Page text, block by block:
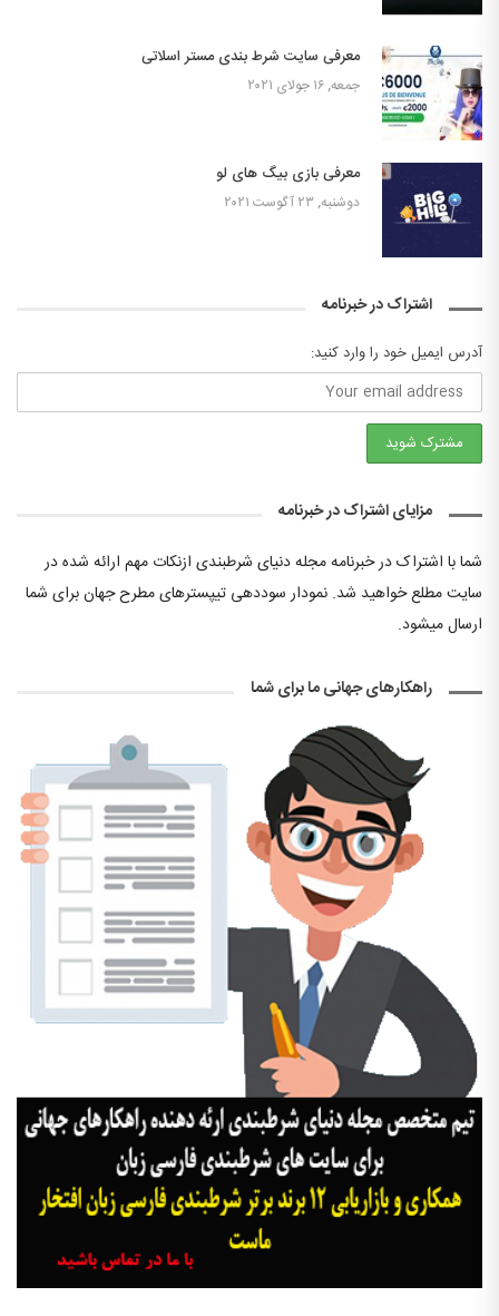
معرفی سایت شرط بندی مستر اسلاتی
جمعه, ۱۶ جولای ۲۰۲۱
معرفی بازی بیگ های لو
دوشنبه, ۲۳ آگوست ۲۰۲۱
اشتراک در خبرنامه
آدرس ایمیل خود را وارد کنید:
مزایای اشتراک در خبرنامه
شما با اشتراک در خبرنامه مجله دنیای شرطبندی ازنکات مهم ارائه شده در
سایت مطلع خواهید شد. نمودار سوددهی تیپسترهای مطرح جهان برای شما
ارسال میشود.
راهکارهای جهانی ما برای شما